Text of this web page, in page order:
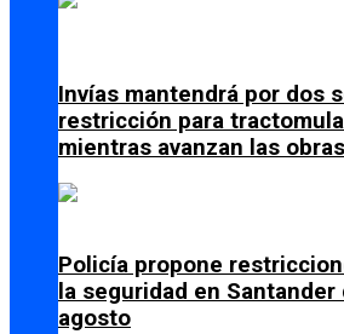
Invías mantendrá por dos
restricción para
mientras avanzan las obras
Policía propone
la seguridad en
agosto